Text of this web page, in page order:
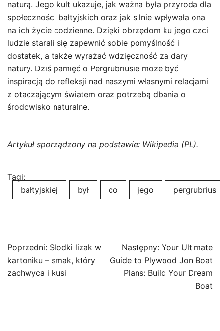
naturą. Jego kult ukazuje, jak ważna była przyroda dla
społeczności bałtyjskich oraz jak silnie wpływała ona
na ich życie codzienne. Dzięki obrzędom ku jego czci
ludzie starali się zapewnić sobie pomyślność i
dostatek, a także wyrażać wdzięczność za dary
natury. Dziś pamięć o Pergrubriusie może być
inspiracją do refleksji nad naszymi własnymi relacjami
z otaczającym światem oraz potrzebą dbania o
środowisko naturalne.
Artykuł sporządzony na podstawie: Wikipedia (PL).
Tagi:
bałtyjskiej
był co jego pergrubrius
Nawigacja
wpisu
Poprzedni: Słodki lizak w
kartoniku – smak, który
zachwyca i kusi
Następny: Your Ultimate
Guide to Plywood Jon Boat
Plans: Build Your Dream
Boat